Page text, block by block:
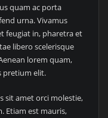
quam ac porta
urna. Vivamus
feugiat in, pharetra et
libero scelerisque
lorem quam,
pretium elit.
sit amet orci molestie,
Etiam est mauris,